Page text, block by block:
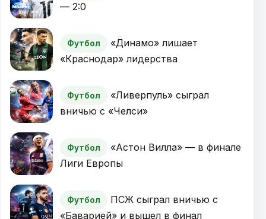
— 2:0
Футбол
«Динамо» лишает
«Краснодар» лидерства
Футбол
«Ливерпуль» сыграл
вничью с «Челси»
Футбол
«Астон Вилла» — в финале
Лиги Европы
Футбол
ПСЖ сыграл вничью с
«Баварией» и вышел в финал